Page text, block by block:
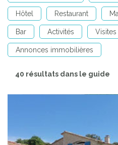
Hôtel Restaurant
Bar Activités Visites
Annonces immobilières
40 résultats dans le guide